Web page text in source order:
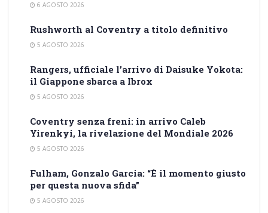
6 AGOSTO 2026
Rushworth al Coventry a titolo definitivo
5 AGOSTO 2026
Rangers, ufficiale l’arrivo di Daisuke Yokota:
il Giappone sbarca a Ibrox
5 AGOSTO 2026
Coventry senza freni: in arrivo Caleb
Yirenkyi, la rivelazione del Mondiale 2026
5 AGOSTO 2026
Fulham, Gonzalo Garcia: “È il momento giusto
per questa nuova sfida”
5 AGOSTO 2026